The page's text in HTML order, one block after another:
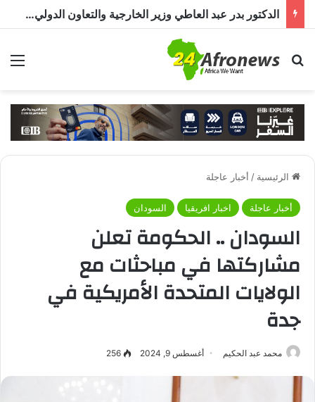
الدكتور بدر عبد العاطي وزير الخارجية والتعاون الدولي المصري في حوار خاص لـ«أفرو نيوز 24»: مصر تولي الأزمة السودانية أولوية خاصة
بحث عن
الرئيسية / أخبار عاجلة
أخبار عاجلة اخبار افريقيا السودان
السودان .. الحكومة تعلن
مشاركتها في مباحثات مع
الولايات المتحدة الأمريكية في
جدة
محمد عبد الحكيم أغسطس 9, 2024 256